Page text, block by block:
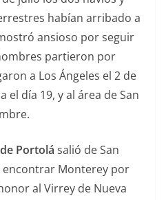
habían arribado a
ansioso por seguir
partieron por
a Los Ángeles el 2 de
el día 19, y al área de San
Portolá salió de San
encontrar Monterey por
al Virrey de Nueva